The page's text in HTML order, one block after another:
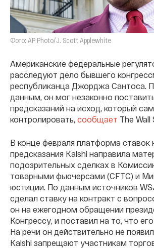
Фото: AP Photo/J. Scott Applewhite
Американские федеральные
расследуют дело бывшего
республиканца Джорджа Сантоса.
данным, он мог незаконно
предсказаний на исход, который
контролировать, сообщает The
В конце февраля платформа ставок
предсказания Kalshi направила
подозрительных сделках в
товарными фьючерсами (CFTC) и
юстиции. По данным источников
сделал ставку на контракт с
он на ежегодном обращении
Конгрессу, и поставил на то, что
На речи он действительно не
Kalshi запрещают участникам